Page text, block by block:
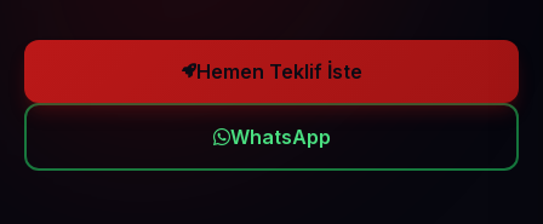
Hemen Teklif İste
WhatsApp